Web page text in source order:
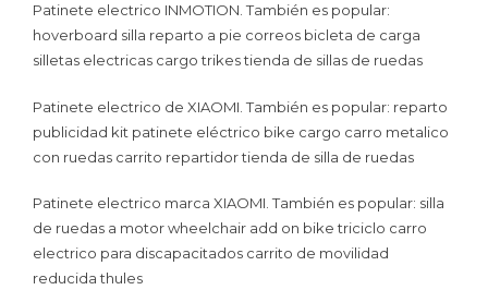
Patinete electrico INMOTION. También es popular:
hoverboard silla reparto a pie correos bicleta de carga
silletas electricas cargo trikes tienda de sillas de ruedas
Patinete electrico de XIAOMI. También es popular: reparto
publicidad kit patinete eléctrico bike cargo carro metalico
con ruedas carrito repartidor tienda de silla de ruedas
Patinete electrico marca XIAOMI. También es popular: silla
de ruedas a motor wheelchair add on bike triciclo carro
electrico para discapacitados carrito de movilidad
reducida thules